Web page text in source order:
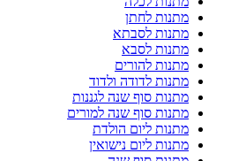
מתנות לחתן
מתנות לסבתא
מתנות לסבא
מתנות להורים
מתנות לדודה ולדוד
מתנות סוף שנה לגננות
מתנות סוף שנה למורים
מתנות ליום הולדת
מתנות ליום נישואין